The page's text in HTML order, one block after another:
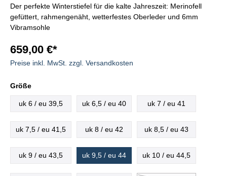
Der perfekte Winterstiefel für die kalte Jahreszeit: Merinofell
gefüttert, rahmengenäht, wetterfestes Oberleder und 6mm
Vibramsohle
659,00 €*
Preise inkl. MwSt. zzgl. Versandkosten
Größe
uk 6 / eu 39,5 uk 6,5 / eu 40 uk 7 / eu 41
uk 7,5 / eu 41,5 uk 8 / eu 42 uk 8,5 / eu 43
uk 9 / eu 43,5 uk 9,5 / eu 44 uk 10 / eu 44,5